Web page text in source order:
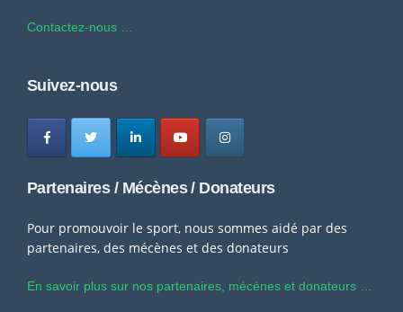
Contactez-nous …
Suivez-nous
Partenaires / Mécènes / Donateurs
Pour promouvoir le sport, nous sommes aidé par des
partenaires, des mécènes et des donateurs
En savoir plus sur nos partenaires, mécènes et donateurs …